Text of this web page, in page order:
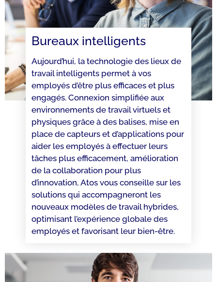
Bureaux intelligents
Aujourd’hui, la technologie des lieux de
travail intelligents permet à vos
employés d’être plus efficaces et plus
engagés. Connexion simplifiée aux
environnements de travail virtuels et
physiques grâce à des balises, mise en
place de capteurs et d’applications pour
aider les employés à effectuer leurs
tâches plus efficacement, amélioration
de la collaboration pour plus
d’innovation, Atos vous conseille sur les
solutions qui accompagneront les
nouveaux modèles de travail hybrides,
optimisant l’expérience globale des
employés et favorisant leur bien-être.